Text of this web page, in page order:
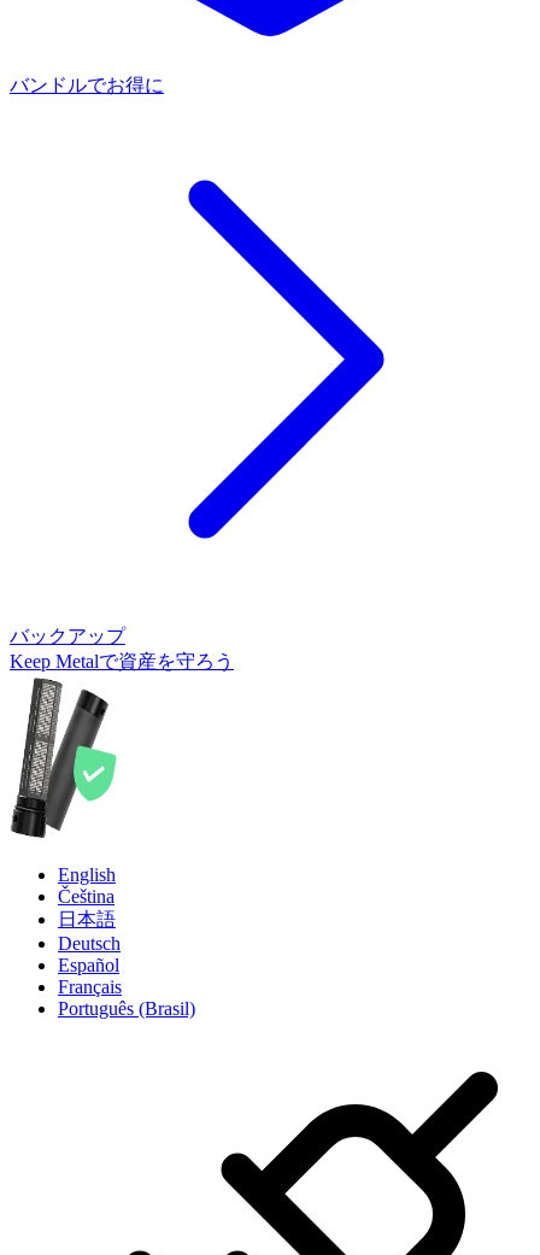
バンドルでお得に
バックアップ
Keep Metalで資産を守ろう
English
Čeština
日本語
Deutsch
Español
Français
Português (Brasil)